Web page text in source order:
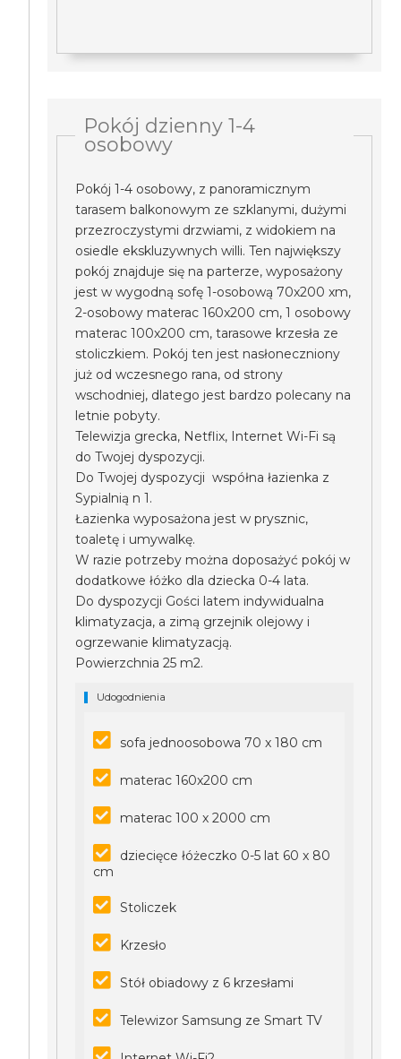
Pokój dzienny 1-4
osobowy
Pokój 1-4 osobowy, z panoramicznym
tarasem balkonowym ze szklanymi, dużymi
przezroczystymi drzwiami, z widokiem na
osiedle ekskluzywnych willi. Ten największy
pokój znajduje się na parterze, wyposażony
jest w wygodną sofę 1-osobową 70x200 xm,
2-osobowy materac 160x200 cm, 1 osobowy
materac 100x200 cm, tarasowe krzesła ze
stoliczkiem. Pokój ten jest nasłoneczniony
już od wczesnego rana, od strony
wschodniej, dlatego jest bardzo polecany na
letnie pobyty.
Telewizja grecka, Netflix, Internet Wi-Fi są
do Twojej dyspozycji.
Do Twojej dyspozycji współna łazienka z
Sypialnią n 1.
Łazienka wyposażona jest w prysznic,
toaletę i umywalkę.
W razie potrzeby można doposażyć pokój w
dodatkowe łóżko dla dziecka 0-4 lata.
Do dyspozycji Gości latem indywidualna
klimatyzacja, a zimą grzejnik olejowy i
ogrzewanie klimatyzacją.
Powierzchnia 25 m2.
Udogodnienia
sofa jednoosobowa 70 x 180 cm
materac 160x200 cm
materac 100 x 2000 cm
dziecięce łóżeczko 0-5 lat 60 x 80
cm
Stoliczek
Krzesło
Stół obiadowy z 6 krzesłami
Telewizor Samsung ze Smart TV